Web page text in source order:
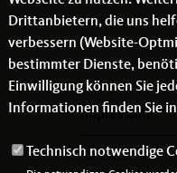
Links
Impressum
Kontakt
Drittanbietern, die uns
verbessern (Website-
bestimmter Dienste,
Einwilligung können Sie
Informationen finden Sie
Technisch notwendige